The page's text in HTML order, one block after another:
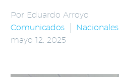
Por Eduardo Arroyo
Comunicados
Nacionales
mayo 12, 2025